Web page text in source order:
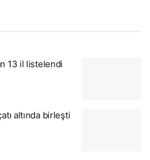
13 il listelendi
altında birleşti